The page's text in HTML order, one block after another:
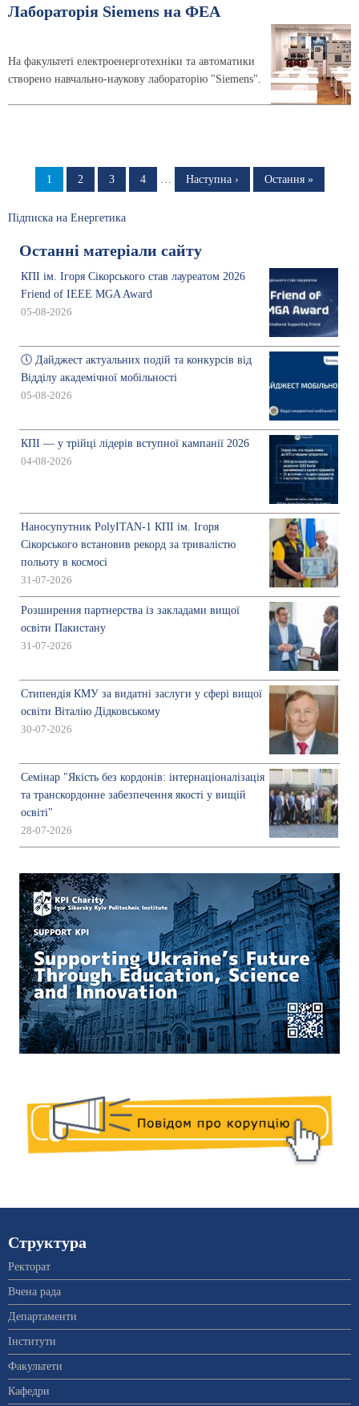
Лабораторія Siemens на ФЕА
На факультеті електроенерготехніки та автоматики
створено навчально-наукову лабораторію "Siemens".
Сторінка
1 Сторінка
2 Сторінка
3 Сторінка
4 …
Наступна
Наступна ›
Остання
Остання »
Підписка на Енергетика
Останні матеріали сайту
КПІ ім. Ігоря Сікорського став лауреатом 2026
Friend of IEEE MGA Award
05-08-2026
🕔 Дайджест актуальних подій та конкурсів від
Відділу академічної мобільності
05-08-2026
КПІ — у трійці лідерів вступної кампанії 2026
04-08-2026
Наносупутник PolyITAN-1 КПІ ім. Ігоря
Сікорського встановив рекорд за тривалістю
польоту в космосі
31-07-2026
Розширення партнерства із закладами вищої
освіти Пакистану
31-07-2026
Стипендія КМУ за видатні заслуги у сфері вищої
освіти Віталію Дідковському
30-07-2026
Семінар "Якість без кордонів: інтернаціоналізація
та транскордонне забезпечення якості у вищій
освіті"
28-07-2026
Структура
Ректорат
Вчена рада
Департаменти
Інститути
Факультети
Кафедри